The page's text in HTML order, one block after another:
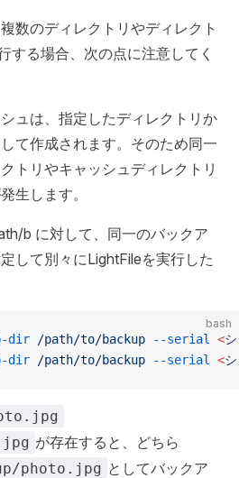
数のディレクトリやディレクト
する場合、次の点に注意してく
ュは、指定したディレクトリか
て作成されます。そのため同一
トリやキャッシュディレクトリ
生します。
b に対して、同一のバックア
して別々にLightFileを実行した
bash
dir /path/to/backup --serial <
dir /path/to/backup --serial <
が存在すると、どちら
photo.jpg としてバックア